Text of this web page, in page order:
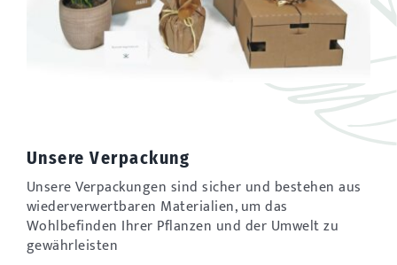
Unsere Verpackung
Unsere Verpackungen sind sicher und bestehen aus
wiederverwertbaren Materialien, um das
Wohlbefinden Ihrer Pflanzen und der Umwelt zu
gewährleisten